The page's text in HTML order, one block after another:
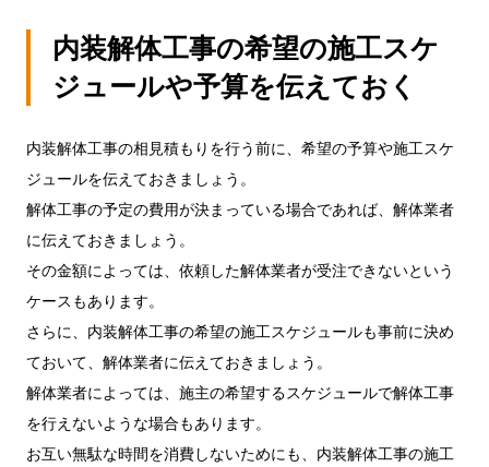
内装解体工事の希望の施工スケ
ジュールや予算を伝えておく
内装解体工事の相見積もりを行う前に、希望の予算や施工スケ
ジュールを伝えておきましょう。
解体工事の予定の費用が決まっている場合であれば、解体業者
に伝えておきましょう。
その金額によっては、依頼した解体業者が受注できないという
ケースもあります。
さらに、内装解体工事の希望の施工スケジュールも事前に決め
ておいて、解体業者に伝えておきましょう。
解体業者によっては、施主の希望するスケジュールで解体工事
を行えないような場合もあります。
お互い無駄な時間を消費しないためにも、内装解体工事の施工